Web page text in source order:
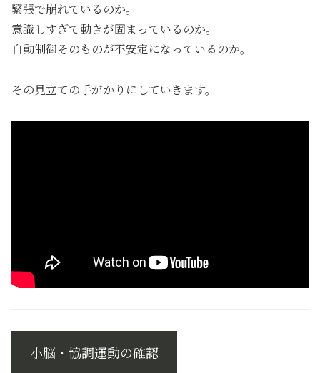
緊張で崩れているのか。
意識しすぎて動きが固まっているのか。
自動制御そのものが不安定になっているのか。
その見立ての手がかりにしていきます。
小脳・協調運動の確認